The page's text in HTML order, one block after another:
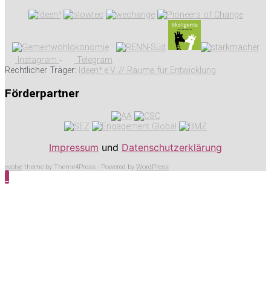
Instagram -
Telegram
Rechtlicher Träger: Ideen³ e.V. // Räume für Entwicklung
Förderpartner
Impressum und Datenschutzerklärung
evolve theme by Theme4Press - Powered by WordPress